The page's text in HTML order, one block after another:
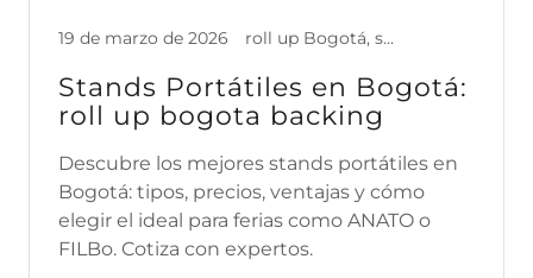
19 de marzo de 2026 roll up Bogotá, stands para eventos, stands para ferias, stands para ferias baratos, stands publicitarios portátil, Televisores para stands
Stands Portátiles en Bogotá:
roll up bogota backing
Descubre los mejores stands portátiles en
Bogotá: tipos, precios, ventajas y cómo
elegir el ideal para ferias como ANATO o
FILBo. Cotiza con expertos.